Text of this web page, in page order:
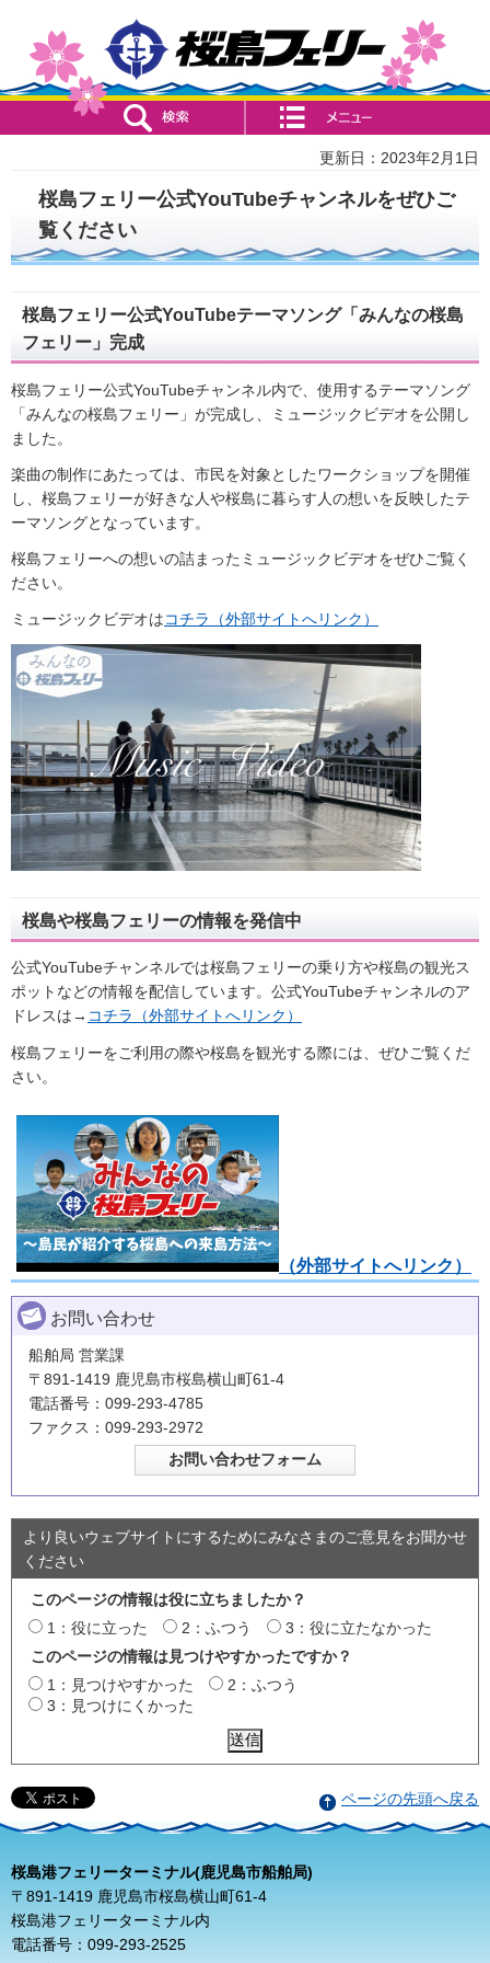
検索・共通メニュー コンテンツメニュー
更新日：2023年2月1日
桜島フェリー公式YouTubeチャンネルをぜひご
覧ください
桜島フェリー公式YouTubeテーマソング「みんなの桜島
フェリー」完成
桜島フェリー公式YouTubeチャンネル内で、使用するテーマソング
「みんなの桜島フェリー」が完成し、ミュージックビデオを公開し
ました。
楽曲の制作にあたっては、市民を対象としたワークショップを開催
し、桜島フェリーが好きな人や桜島に暮らす人の想いを反映したテ
ーマソングとなっています。
桜島フェリーへの想いの詰まったミュージックビデオをぜひご覧く
ださい。
ミュージックビデオはコチラ（外部サイトへリンク）
桜島や桜島フェリーの情報を発信中
公式YouTubeチャンネルでは桜島フェリーの乗り方や桜島の観光ス
ポットなどの情報を配信しています。公式YouTubeチャンネルのア
ドレスは→ コチラ（外部サイトへリンク）
桜島フェリーをご利用の際や桜島を観光する際には、ぜひご覧くだ
さい。
（外部サイトへリンク）
お問い合わせ
船舶局 営業課
〒891-1419 鹿児島市桜島横山町61-4
電話番号：099-293-4785
ファクス：099-293-2972
より良いウェブサイトにするためにみなさまのご意見をお聞かせ
ください
このページの情報は役に立ちましたか？
1：役に立った
2：ふつう
3：役に立たなかった
このページの情報は見つけやすかったですか？
1：見つけやすかった
2：ふつう
3：見つけにくかった
ページの先頭へ戻る
桜島港フェリーターミナル(鹿児島市船舶局)
〒891-1419 鹿児島市桜島横山町61-4
桜島港フェリーターミナル内
電話番号：099-293-2525